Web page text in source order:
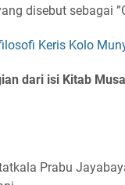
disebut sebagai
Keris Kolo
dari isi Kitab
Prabu